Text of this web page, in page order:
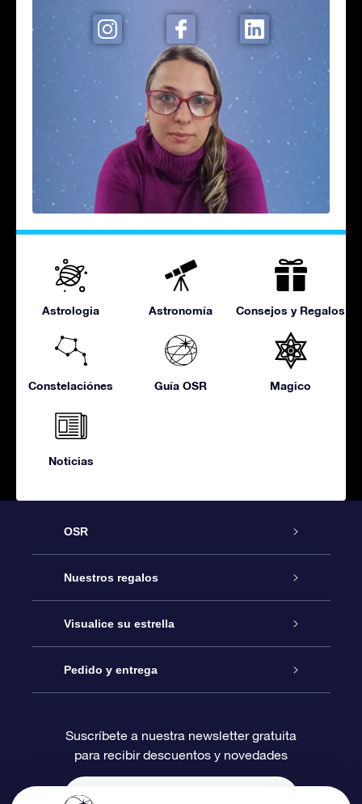
Astrologia Astronomía Consejos y Regalos
Constelaciónes Guía OSR Magico
Noticias
OSR
Atención
Contáctanos
Blog
Reseñas
Nuestros regalos
Regalo Estrella Online
Paquete de Regalo OSR
Tarjeta de Regalo OSR
Visualice su estrella
Registro estelar
Página de Estrella Personalizada
Pedido y entrega
Información de Pago
Suscríbete a nuestra newsletter gratuita
para recibir descuentos y novedades